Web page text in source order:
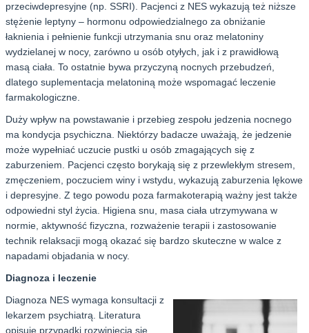
przeciwdepresyjne (np. SSRI). Pacjenci z NES wykazują też niższe
stężenie leptyny – hormonu odpowiedzialnego za obniżanie
łaknienia i pełnienie funkcji utrzymania snu oraz melatoniny
wydzielanej w nocy, zarówno u osób otyłych, jak i z prawidłową
masą ciała. To ostatnie bywa przyczyną nocnych przebudzeń,
dlatego suplementacja melatoniną może wspomagać leczenie
farmakologiczne.
Duży wpływ na powstawanie i przebieg zespołu jedzenia nocnego
ma kondycja psychiczna. Niektórzy badacze uważają, że jedzenie
może wypełniać uczucie pustki u osób zmagających się z
zaburzeniem. Pacjenci często borykają się z przewlekłym stresem,
zmęczeniem, poczuciem winy i wstydu, wykazują zaburzenia lękowe
i depresyjne. Z tego powodu poza farmakoterapią ważny jest także
odpowiedni styl życia. Higiena snu, masa ciała utrzymywana w
normie, aktywność fizyczna, rozważenie terapii i zastosowanie
technik relaksacji mogą okazać się bardzo skuteczne w walce z
napadami objadania w nocy.
Diagnoza i leczenie
Diagnoza NES wymaga konsultacji z
lekarzem psychiatrą. Literatura
opisuje przypadki rozwinięcia się